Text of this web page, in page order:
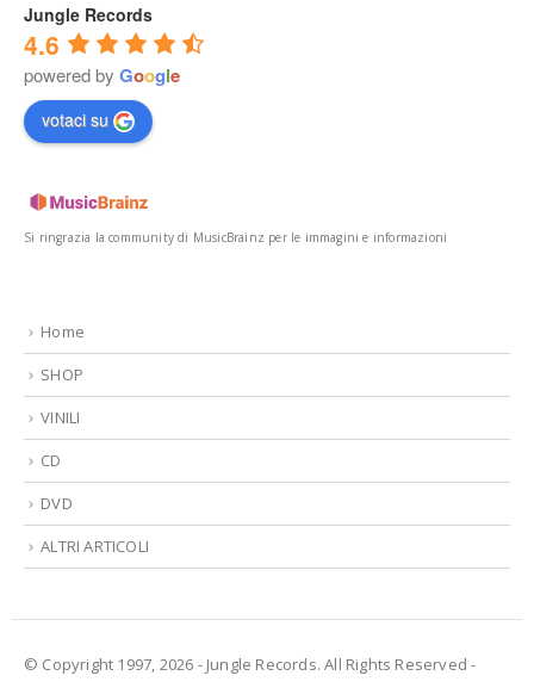
Jungle Records
4.6
powered by Google
votaci su
Si ringrazia la community di MusicBrainz per le immagini e informazioni
Home
SHOP
VINILI
CD
DVD
ALTRI ARTICOLI
© Copyright 1997, 2026 - Jungle Records. All Rights Reserved -